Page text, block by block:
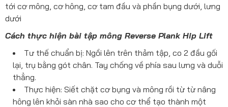
tới cơ mông, cơ hông, cơ tam đầu và phần bụng dưới, lưng
dưới
Cách thực hiện bài tập mông Reverse Plank Hip Lift
Tư thế chuẩn bị: Ngồi lên trên thảm tập, co 2 đầu gối
lại, trụ bằng gót chân. Tay chống về phía sau lưng và duỗi
thẳng.
Thực hiện: Siết chặt cơ bụng và mông rồi từ từ nâng
hông lên khỏi sàn nhà sao cho cơ thể tạo thành một